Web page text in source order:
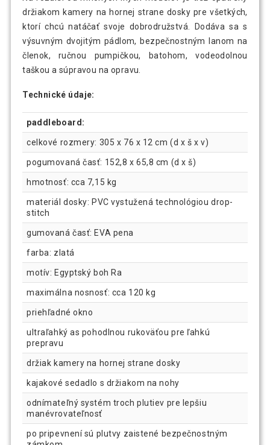
držiakom kamery na hornej strane dosky pre všetkých,
ktorí chcú natáčať svoje dobrodružstvá. Dodáva sa s
výsuvným dvojitým pádlom, bezpečnostným lanom na
členok, ručnou pumpičkou, batohom, vodeodolnou
taškou a súpravou na opravu.
Technické údaje:
paddleboard:
celkové rozmery: 305 x 76 x 12 cm (d x š x v)
pogumovaná časť: 152,8 x 65,8 cm (d x š)
hmotnosť: cca 7,15 kg
materiál dosky: PVC vystužená technológiou drop-
stitch
gumovaná časť: EVA pena
farba: zlatá
motív: Egyptský boh Ra
maximálna nosnosť: cca 120 kg
priehľadné okno
ultraľahký as pohodlnou rukoväťou pre ľahkú
prepravu
držiak kamery na hornej strane dosky
kajakové sedadlo s držiakom na nohy
odnímateľný systém troch plutiev pre lepšiu
manévrovateľnosť
po pripevnení sú plutvy zaistené bezpečnostným